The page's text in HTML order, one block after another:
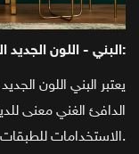
البني - اللون الجديد المميز:
الدافئ الغني معنى
الاستخدامات للطبقات مع الألوان الأخرى.